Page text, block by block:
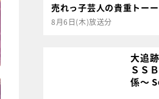
売れっ子芸人の貴重トー
8月6日(木)放送分
大追
ＳＳ
係～